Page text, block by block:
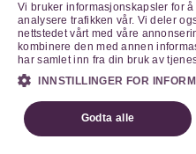
Vi bruker informasjonskapsler for
analysere trafikken vår. Vi deler
nettstedet vårt med våre
kombinere den med annen
har samlet inn fra din bruk av
INNSTILLINGER FOR
Godta alle